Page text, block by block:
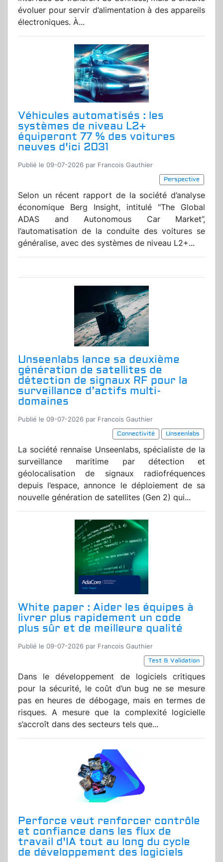
évoluer pour servir d’alimentation à des appareils
électroniques. À...
Véhicules automatisés : les
systèmes de niveau L2+
équiperont 77 % des voitures
neuves d'ici 2031
Publié le 09-07-2026 par Francois Gauthier
Perspective
Selon un récent rapport de la société d’analyse
économique Berg Insight, intitulé "The Global
ADAS and Autonomous Car Market”,
l’automatisation de la conduite des voitures se
généralise, avec des systèmes de niveau L2+...
Unseenlabs lance sa deuxième
génération de satellites de
détection de signaux RF pour la
surveillance d’actifs multi-
domaines
Publié le 09-07-2026 par Francois Gauthier
Connectivité
Unseenlabs
La société rennaise Unseenlabs, spécialiste de la
surveillance maritime par détection et
géolocalisation de signaux radiofréquences
depuis l’espace, annonce le déploiement de sa
nouvelle génération de satellites (Gen 2) qui...
White paper : Aider les équipes à
livrer plus rapidement un code
plus sûr et de meilleure qualité
Publié le 09-07-2026 par Francois Gauthier
Test & Validation
Dans le développement de logiciels critiques
pour la sécurité, le coût d’un bug ne se mesure
pas en heures de débogage, mais en termes de
risques. A mesure que la complexité logicielle
s’accroît dans des secteurs tels que...
Perforce veut renforcer contrôle
et confiance dans les flux de
travail d'IA tout au long du cycle
de développement des logiciels